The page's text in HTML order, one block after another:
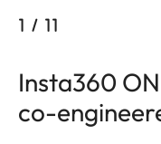
1 / 11
Insta360
co-